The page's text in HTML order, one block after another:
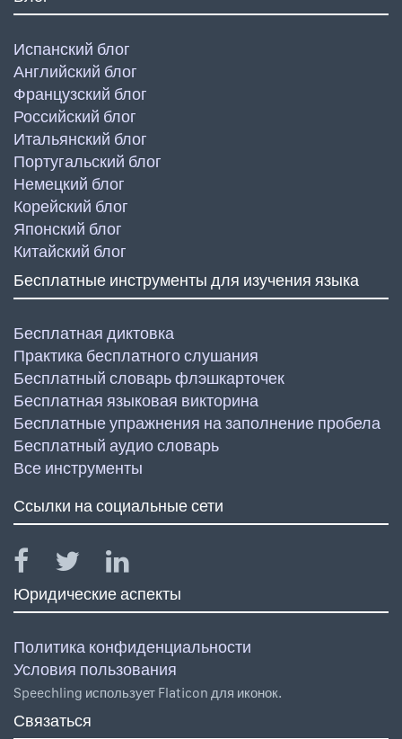
Испанский блог
Английский блог
Французский блог
Российский блог
Итальянский блог
Португальский блог
Немецкий блог
Корейский блог
Японский блог
Китайский блог
Бесплатные инструменты для изучения языка
Бесплатная диктовка
Практика бесплатного слушания
Бесплатный словарь флэшкарточек
Бесплатная языковая викторина
Бесплатные упражнения на заполнение пробела
Бесплатный аудио словарь
Все инструменты
Ссылки на социальные сети
Юридические аспекты
Политика конфиденциальности
Условия пользования
Speechling использует Flaticon для иконок.
Связаться